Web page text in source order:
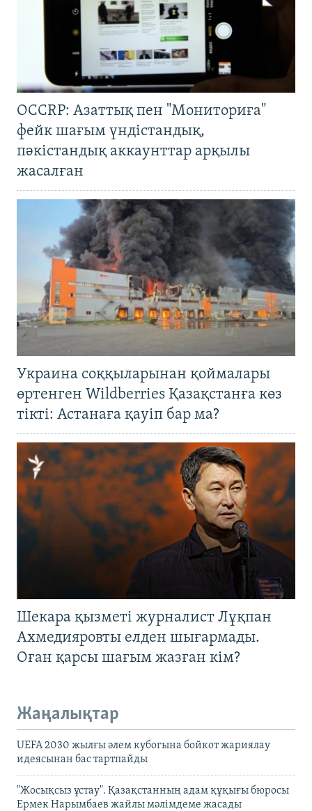
OCCRP: Азаттық пен "Мониториға"
фейк шағым үндістандық,
пәкістандық аккаунттар арқылы
жасалған
Украина соққыларынан қоймалары
өртенген Wildberries Қазақстанға көз
тікті: Астанаға қауіп бар ма?
Шекара қызметі журналист Лұқпан
Ахмедияровты елден шығармады.
Оған қарсы шағым жазған кім?
Жаңалықтар
UEFA 2030 жылғы әлем кубогына бойкот жариялау
идеясынан бас тартпайды
"Жосықсыз ұстау". Қазақстанның адам құқығы бюросы
Ермек Нарымбаев жайлы мәлімдеме жасады